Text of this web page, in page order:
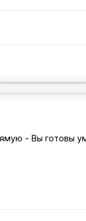
- Вы готовы